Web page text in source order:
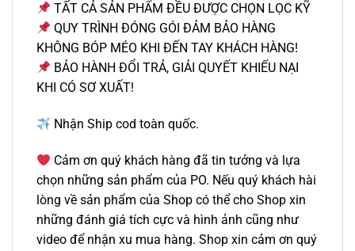
TẤT CẢ SẢN PHẨM ĐỀU ĐƯỢC CHỌN LỌC KỸ
QUY TRÌNH ĐÓNG GÓI ĐẢM BẢO HÀNG
KHÔNG BÓP MÉO KHI ĐẾN TAY KHÁCH HÀNG!
BẢO HÀNH ĐỔI TRẢ, GIẢI QUYẾT KHIẾU NẠI
KHI CÓ SƠ XUẤT!
Nhận Ship cod toàn quốc.
Cảm ơn quý khách hàng đã tin tưởng và lựa
chọn những sản phẩm của PO. Nếu quý khách hài
lòng về sản phẩm của Shop có thể cho Shop xin
những đánh giá tích cực và hình ảnh cũng như
video để nhận xu mua hàng. Shop xin cảm ơn quý